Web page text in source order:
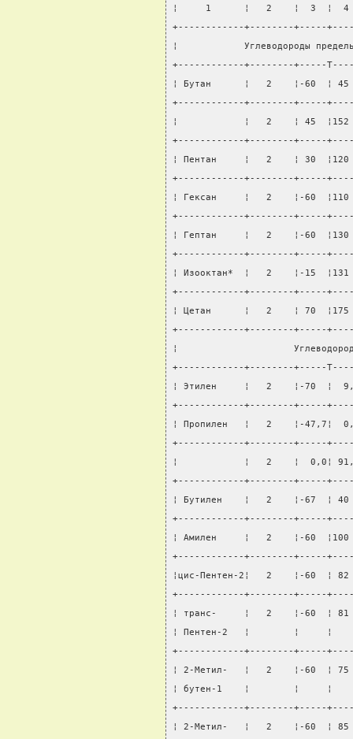
¦     1      ¦   2    ¦  3  ¦
+------------+--------+-----
¦            Углеводороды
+------------+--------+-----
¦ Бутан      ¦   2    ¦-60  ¦ 45
+------------+--------+-----
¦            ¦   2    ¦ 45  ¦152
+------------+--------+-----
¦ Пентан     ¦   2    ¦ 30  ¦120
+------------+--------+-----
¦ Гексан     ¦   2    ¦-60  ¦110
+------------+--------+-----
¦ Гептан     ¦   2    ¦-60  ¦130
+------------+--------+-----
¦ Изооктан*  ¦   2    ¦-15
+------------+--------+-----
¦ Цетан      ¦   2    ¦ 70  ¦175
+------------+--------+-----
¦
+------------+--------+-----
¦ Этилен     ¦   2    ¦-70  ¦
+------------+--------+-----
¦ Пропилен   ¦   2    ¦-47,7¦
+------------+--------+-----
¦            ¦   2    ¦  0,0¦ 91,4
+------------+--------+-----
¦ Бутилен    ¦   2    ¦-67  ¦
+------------+--------+-----
¦ Амилен     ¦   2    ¦-60  ¦100
+------------+--------+-----
¦цис-Пентен-2¦   2    ¦-60  ¦
+------------+--------+-----
¦ транс-     ¦   2    ¦-60  ¦ 81
¦ Пентен-2   ¦        ¦
+------------+--------+-----
¦ 2-Метил-   ¦   2    ¦-60  ¦ 75
¦ бутен-1    ¦        ¦
+------------+--------+-----
¦ 2-Метил-   ¦   2    ¦-60  ¦ 85